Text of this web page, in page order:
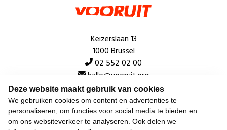
Deze website maakt gebruik van cookies
We gebruiken cookies om content en advertenties te
personaliseren, om functies voor social media te bieden en
om ons websiteverkeer te analyseren. Ook delen we
Keizerslaan 13
1000 Brussel
02 552 02 00
hallo@vooruit.org
Snel